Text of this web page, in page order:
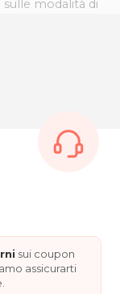
modalità di
sui coupon
assicurarti